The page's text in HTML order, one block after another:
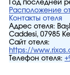
Год последней
Расположение
Контакты отеля
Адрес отеля:
Caddesi, 07985
Сайт отеля:
https://
Телефон отеля: